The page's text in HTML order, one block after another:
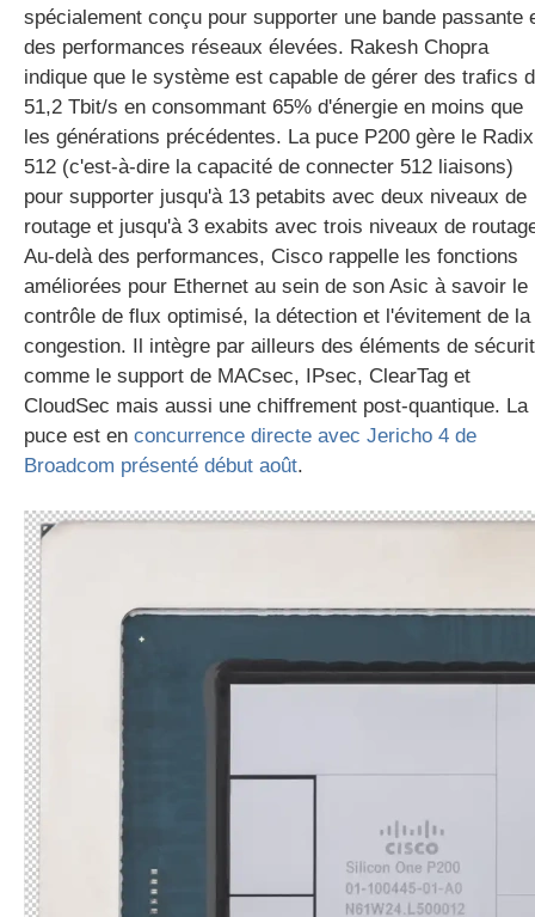
spécialement conçu pour supporter une bande passante
des performances réseaux élevées. Rakesh Chopra
indique que le système est capable de gérer des trafics
51,2 Tbit/s en consommant 65% d'énergie en moins que
les générations précédentes. La puce P200 gère le Radix
512 (c'est-à-dire la capacité de connecter 512 liaisons)
pour supporter jusqu'à 13 petabits avec deux niveaux de
routage et jusqu'à 3 exabits avec trois niveaux de
Au-delà des performances, Cisco rappelle les fonctions
améliorées pour Ethernet au sein de son Asic à savoir le
contrôle de flux optimisé, la détection et l'évitement de la
congestion. Il intègre par ailleurs des éléments de
comme le support de MACsec, IPsec, ClearTag et
CloudSec mais aussi une chiffrement post-quantique. La
puce est en concurrence directe avec Jericho 4 de
Broadcom présenté début août.